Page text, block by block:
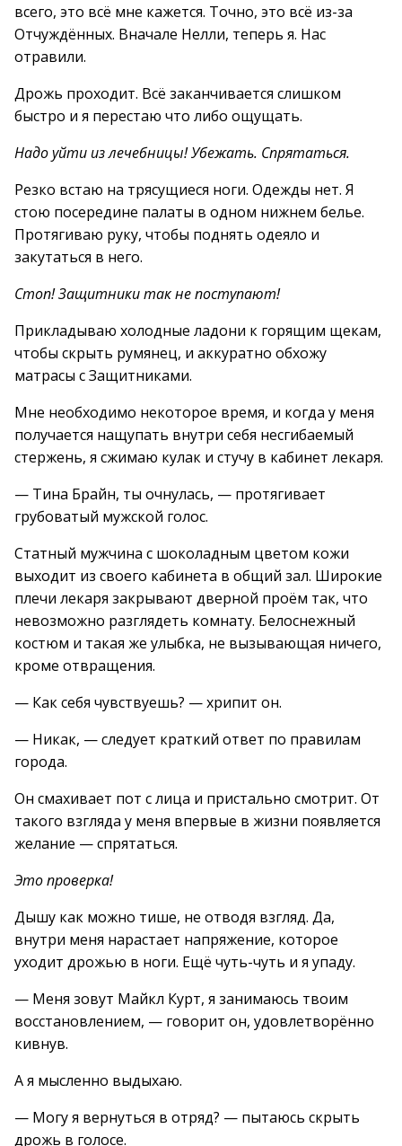
всего, это всё мне кажется. Точно, это всё из-за
Отчуждённых. Вначале Нелли, теперь я. Нас
отравили.
Дрожь проходит. Всё заканчивается слишком
быстро и я перестаю что либо ощущать.
Надо уйти из лечебницы! Убежать. Спрятаться.
Резко встаю на трясущиеся ноги. Одежды нет. Я
стою посередине палаты в одном нижнем белье.
Протягиваю руку, чтобы поднять одеяло и
закутаться в него.
Стоп! Защитники так не поступают!
Прикладываю холодные ладони к горящим щекам,
чтобы скрыть румянец, и аккуратно обхожу
матрасы с Защитниками.
Мне необходимо некоторое время, и когда у меня
получается нащупать внутри себя несгибаемый
стержень, я сжимаю кулак и стучу в кабинет лекаря.
— Тина Брайн, ты очнулась, — протягивает
грубоватый мужской голос.
Статный мужчина с шоколадным цветом кожи
выходит из своего кабинета в общий зал. Широкие
плечи лекаря закрывают дверной проём так, что
невозможно разглядеть комнату. Белоснежный
костюм и такая же улыбка, не вызывающая ничего,
кроме отвращения.
— Как себя чувствуешь? — хрипит он.
— Никак, — следует краткий ответ по правилам
города.
Он смахивает пот с лица и пристально смотрит. От
такого взгляда у меня впервые в жизни появляется
желание — спрятаться.
Это проверка!
Дышу как можно тише, не отводя взгляд. Да,
внутри меня нарастает напряжение, которое
уходит дрожью в ноги. Ещё чуть-чуть и я упаду.
— Меня зовут Майкл Курт, я занимаюсь твоим
восстановлением, — говорит он, удовлетворённо
кивнув.
А я мысленно выдыхаю.
— Могу я вернуться в отряд? — пытаюсь скрыть
дрожь в голосе.